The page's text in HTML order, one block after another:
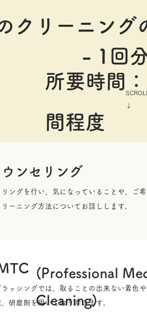
クリーニング
SCROLL
​↓
- 1回
所要時間
間程度
ンセリング
リングを行い、気になっていることや、ご
ーニング方法についてお話しします。
ラッシングでは、取ることの出来ない着色
研磨剤を用いて取り除きます。
(Professional
Cleaning)